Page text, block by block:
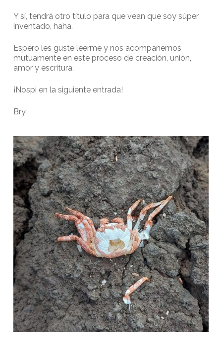
Y sí, tendrá otro título para que vean que soy súper
inventado, haha.
Espero les guste leerme y nos acompañemos
mutuamente en este proceso de creación, unión,
amor y escritura.
¡Nospi en la siguiente entrada!
Bry.